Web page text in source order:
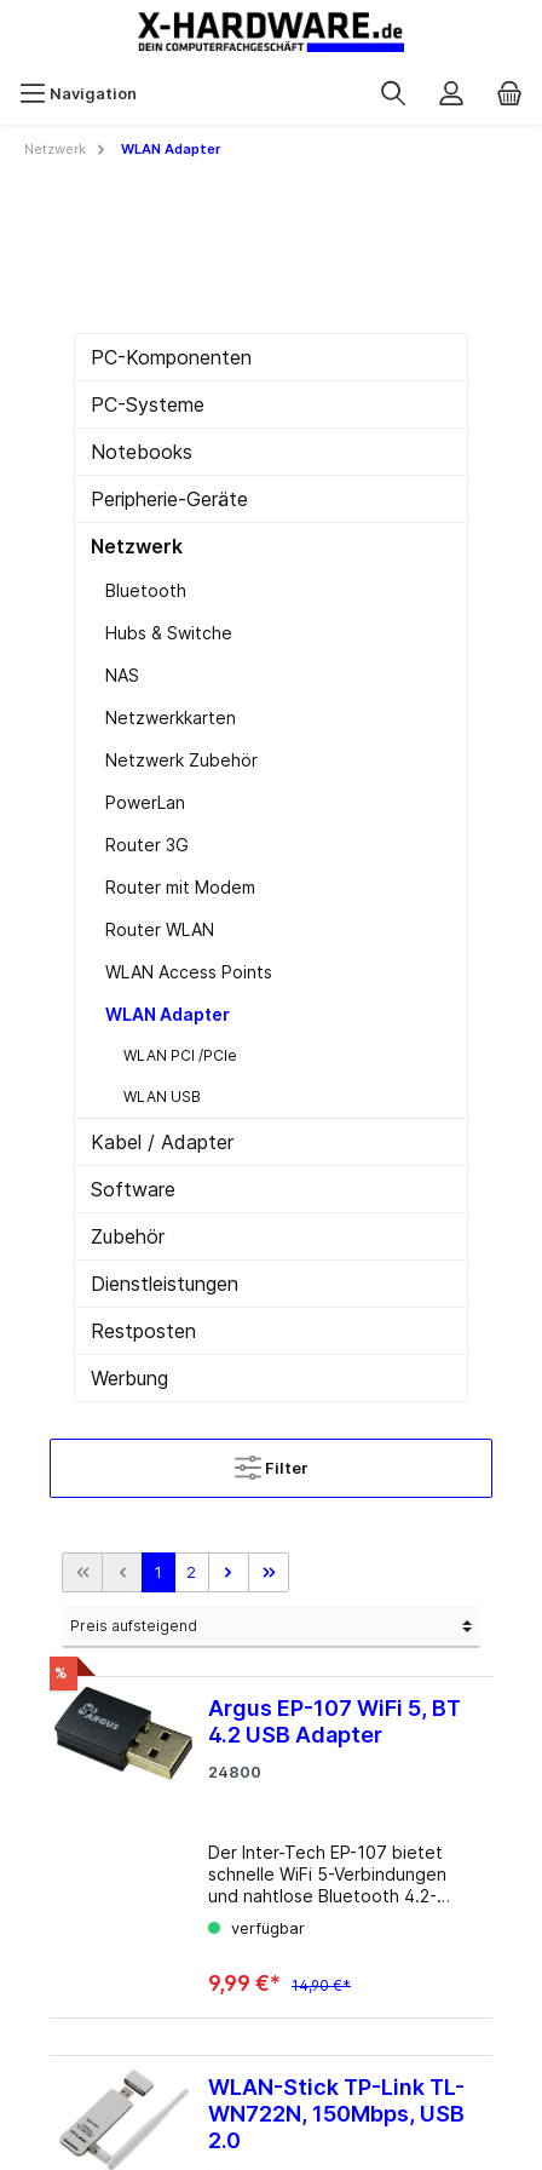
Navigation
Netzwerk WLAN Adapter
PC-Komponenten
PC-Systeme
Notebooks
Peripherie-Geräte
Netzwerk
Bluetooth
Hubs & Switche
NAS
Netzwerkkarten
Netzwerk Zubehör
PowerLan
Router 3G
Router mit Modem
Router WLAN
WLAN Access Points
WLAN Adapter
WLAN PCI /PCIe
WLAN USB
Kabel / Adapter
Software
Zubehör
Dienstleistungen
Restposten
Werbung
Filter
1 2
%
Argus EP-107 WiFi 5, BT
4.2 USB Adapter
24800
Der Inter-Tech EP-107 bietet
schnelle WiFi 5-Verbindungen
und nahtlose Bluetooth 4.2-
Funktionalität in einem
kompakten Design. Egal, ob Sie
Heimnetzwerk erweitern
Installation ermöglicht eine
schnelle Inbetriebnahme,
während die fortschrittliche
verfügbar
9,99 €* 14,90 €*
WLAN-Stick TP-Link TL-
WN722N, 150Mbps, USB
2.0